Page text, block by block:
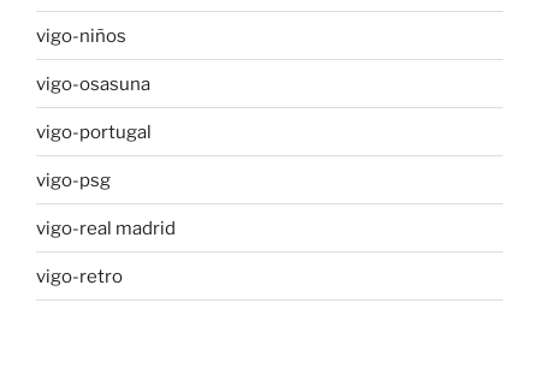
vigo-niños
vigo-osasuna
vigo-portugal
vigo-psg
vigo-real madrid
vigo-retro